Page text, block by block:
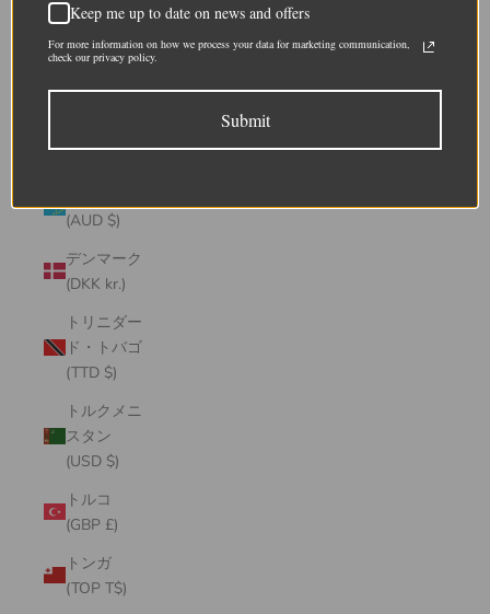
チャド
(XAF CFA)
チュニジア
(USD $)
$)
(AUD $)
デンマーク
(DKK kr.)
トリニダー
ド・トバゴ
(TTD $)
トルクメニ
スタン
(USD $)
トルコ
(GBP £)
トンガ
(TOP T$)
Keep me up to date on news and offers
For more information on how we process your data for marketing communication,
check our privacy policy.
Submit